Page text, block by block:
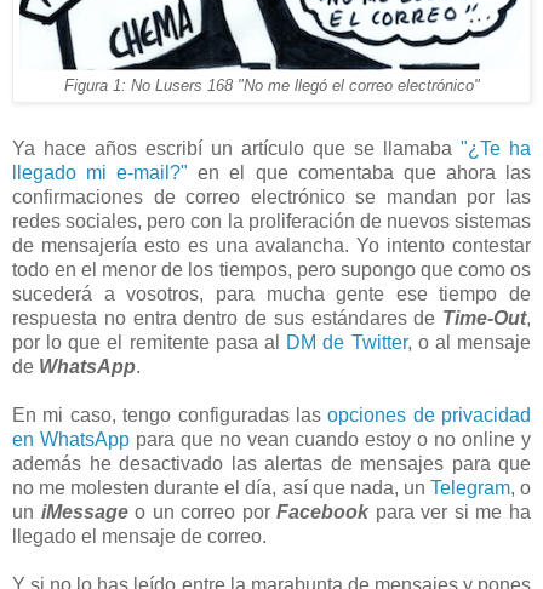
Figura 1: No Lusers 168 "No me llegó el correo electrónico"
Ya hace años escribí un artículo que se llamaba "¿Te ha
llegado mi e-mail?" en el que comentaba que ahora las
confirmaciones de correo electrónico se mandan por las
redes sociales, pero con la proliferación de nuevos sistemas
de mensajería esto es una avalancha. Yo intento contestar
todo en el menor de los tiempos, pero supongo que como os
sucederá a vosotros, para mucha gente ese tiempo de
respuesta no entra dentro de sus estándares de Time-Out,
por lo que el remitente pasa al
DM de Twitter, o al mensaje
de WhatsApp.
En mi caso, tengo configuradas lasopciones de privacidad
en WhatsApppara que no vean cuando estoy o no online y
además he desactivado las alertas de mensajes para que
no me molesten durante el día, así que nada, un Telegram, o
un iMessageo un correo porFacebook para ver si me ha
llegado el mensaje de correo.
Y si no lo has leído entre la marabunta de mensajes y pones